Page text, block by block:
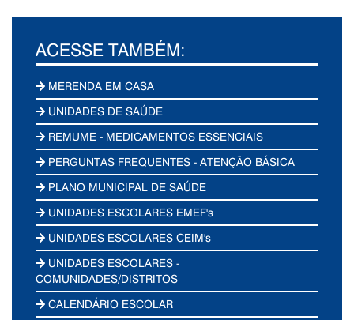
ACESSE TAMBÉM:
MERENDA EM CASA
UNIDADES DE SAÚDE
REMUME - MEDICAMENTOS ESSENCIAIS
PERGUNTAS FREQUENTES - ATENÇÃO BÁSICA
PLANO MUNICIPAL DE SAÚDE
UNIDADES ESCOLARES EMEF's
UNIDADES ESCOLARES CEIM's
UNIDADES ESCOLARES -
COMUNIDADES/DISTRITOS
CALENDÁRIO ESCOLAR